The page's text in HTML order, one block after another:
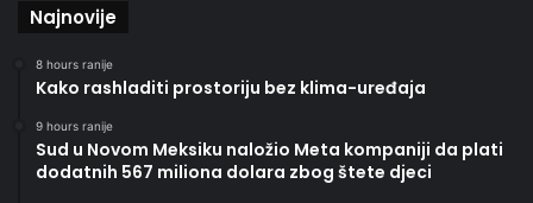
Najnovije
8 hours ranije
Kako rashladiti prostoriju bez klima-uređaja
9 hours ranije
Sud u Novom Meksiku naložio Meta kompaniji da plati
dodatnih 567 miliona dolara zbog štete djeci